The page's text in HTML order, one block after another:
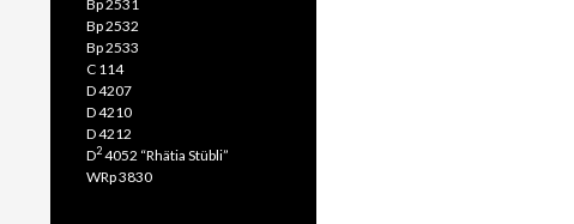
Bp 2531
Bp 2532
Bp 2533
C 114
D 4207
D 4210
D 4212
D24052 “Rhätia Stübli”
WRp 3830